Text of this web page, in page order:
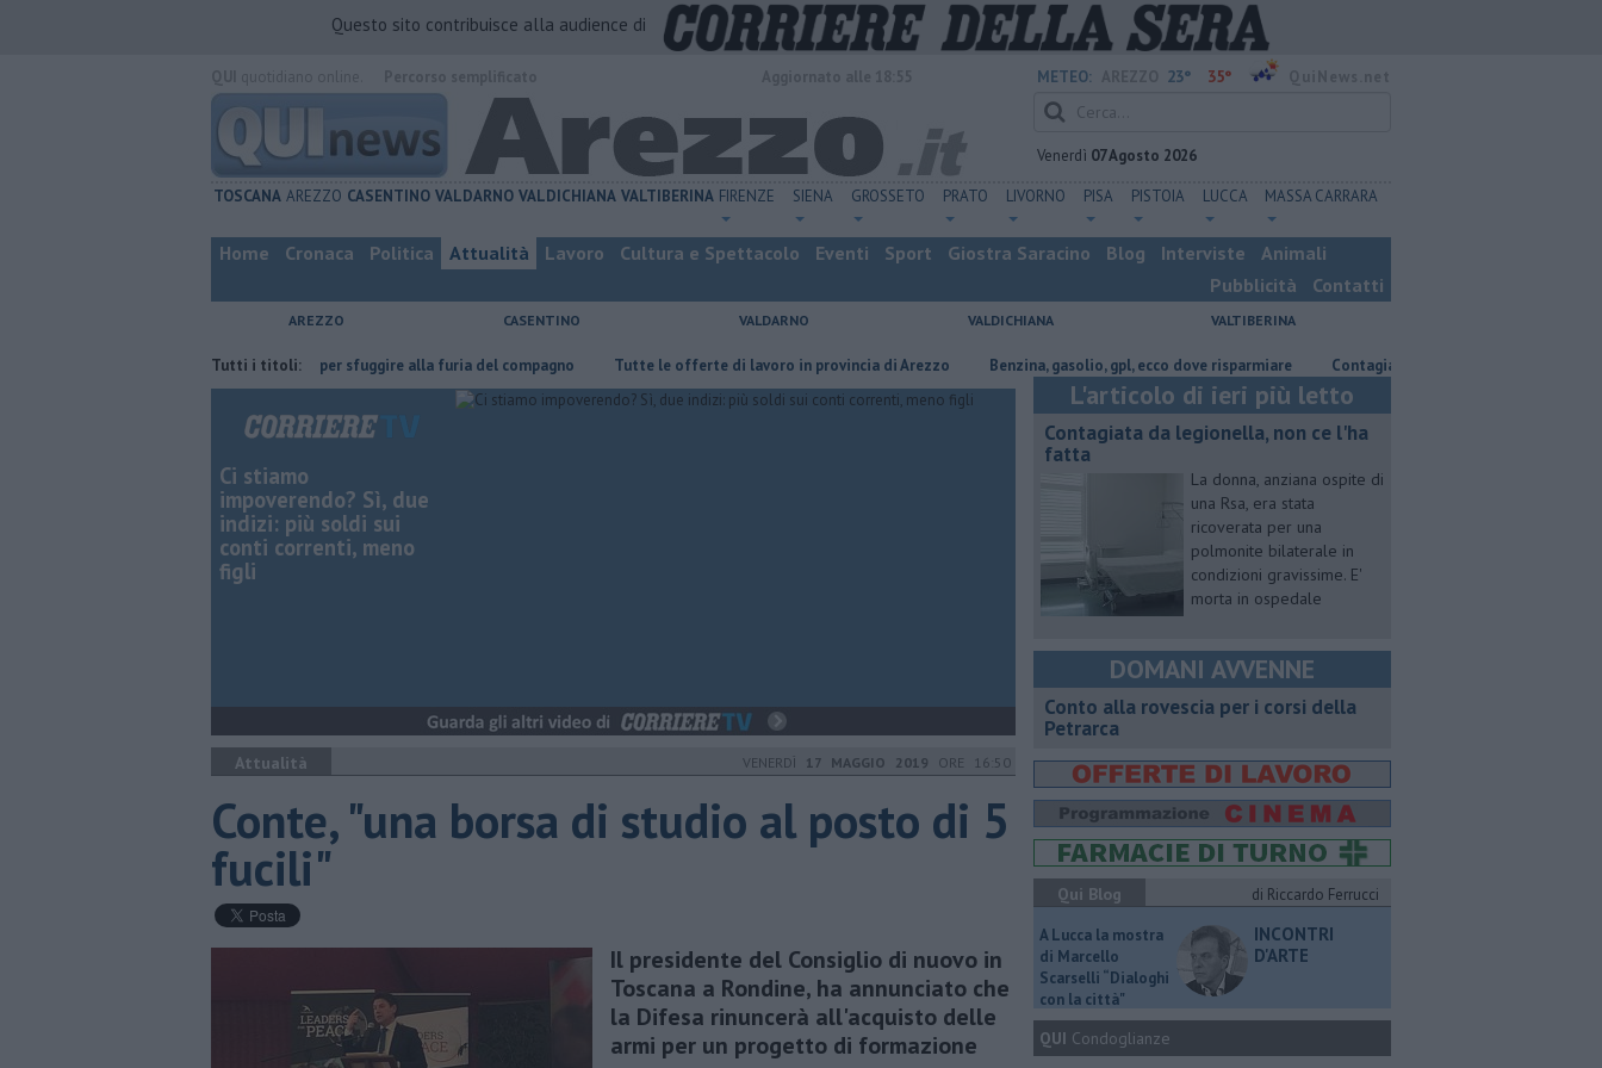
Questo sito contribuisce alla audience di
METEO: 23° 35°
Venerdì 07 Agosto 2026
TOSCANA AREZZO CASENTINO VALDARNO VALDICHIANA VALTIBERINA FIRENZE SIENA GROSSETO PRATO LIVORNO PISA PISTOIA LUCCA MASSA CARRARA
Home Cronaca Politica Attualità Lavoro Cultura e Spettacolo Eventi Sport Giostra Saracino Blog Interviste
Animali
Pubblicità
Contatti
AREZZO CASENTINO VALDARNO VALDICHIANA VALTIBERINA
Tutti i titoli:
Nascosta in un bar per sfuggire alla furia del compagno ​Tutte le offerte di lavoro in provincia di Arezzo ​Benzina, gasolio, gpl, ecco dove risparmiare Contagiata da legionella, non ce l'ha fatta
Ci stiamo
impoverendo? Sì, due
indizi: più soldi sui
conti correnti, meno
figli
Attualità VENERDÌ 17 MAGGIO 2019 ORE 16:50
Conte, "una borsa di studio al posto di 5
fucili"
Il presidente del Consiglio di nuovo in
Toscana a Rondine, ha annunciato che
la Difesa rinuncerà all'acquisto delle
armi per un progetto di formazione
L'articolo di ieri più letto
Contagiata da legionella, non ce l'ha
fatta
La donna, anziana ospite di
una Rsa, era stata
ricoverata per una
polmonite bilaterale in
condizioni gravissime. E'
morta in ospedale
DOMANI AVVENNE
​Conto alla rovescia per i corsi della
Petrarca
Qui Blog
di Riccardo Ferrucci
A Lucca la mostra
di Marcello
Scarselli “Dialoghi
con la città"
INCONTRI
D'ARTE
QUI Condoglianze